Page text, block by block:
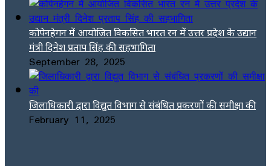
कोपेनहेगन में आयोजित विकसित भारत रन में उत्तर प्रदेश के उद्यान
मंत्री दिनेश प्रताप सिंह की सहभागिता
September 28, 2025
जिलाधिकारी द्वारा विद्युत विभाग से संबंधित प्रकरणों की समीक्षा की
February 11, 2025